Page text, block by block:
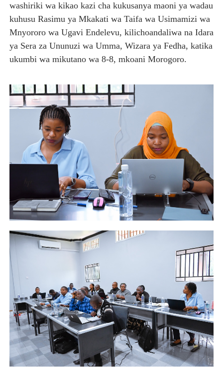
washiriki wa kikao kazi cha kukusanya maoni ya wadau
kuhusu Rasimu ya Mkakati wa Taifa wa Usimamizi wa
Mnyororo wa Ugavi Endelevu, kilichoandaliwa na Idara
ya Sera za Ununuzi wa Umma, Wizara ya Fedha, katika
ukumbi wa mikutano wa 8-8, mkoani Morogoro.